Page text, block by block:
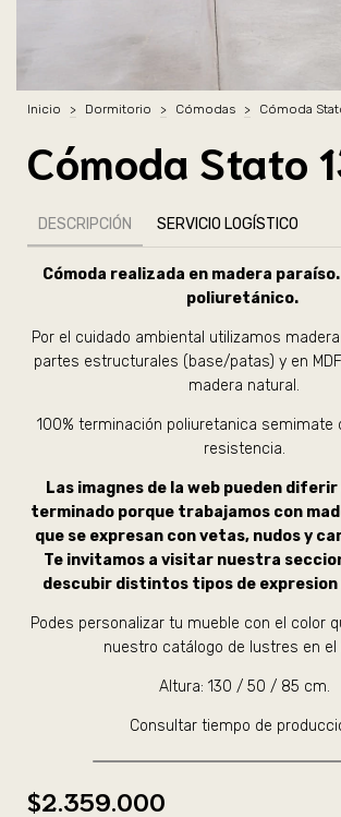
Inicio > Dormitorio > Cómodas > Cómoda
Cómoda Stato
DESCRIPCIÓN SERVICIO LOGÍSTICO
Cómoda realizada en madera
poliuretánico.
Por el cuidado ambiental utilizamos
partes estructurales (base/patas) y en
madera natural.
100% terminación poliuretanica semimate
resistencia.
Las imagnes de la web pueden
terminado porque trabajamos con
que se expresan con vetas, nudos y
Te invitamos a visitar nuestra
descubir distintos tipos de expresion
Podes personalizar tu mueble con el color
nuestro catálogo de lustres en el
Altura: 130 / 50 / 85 cm.
Consultar tiempo de
$2.359.000